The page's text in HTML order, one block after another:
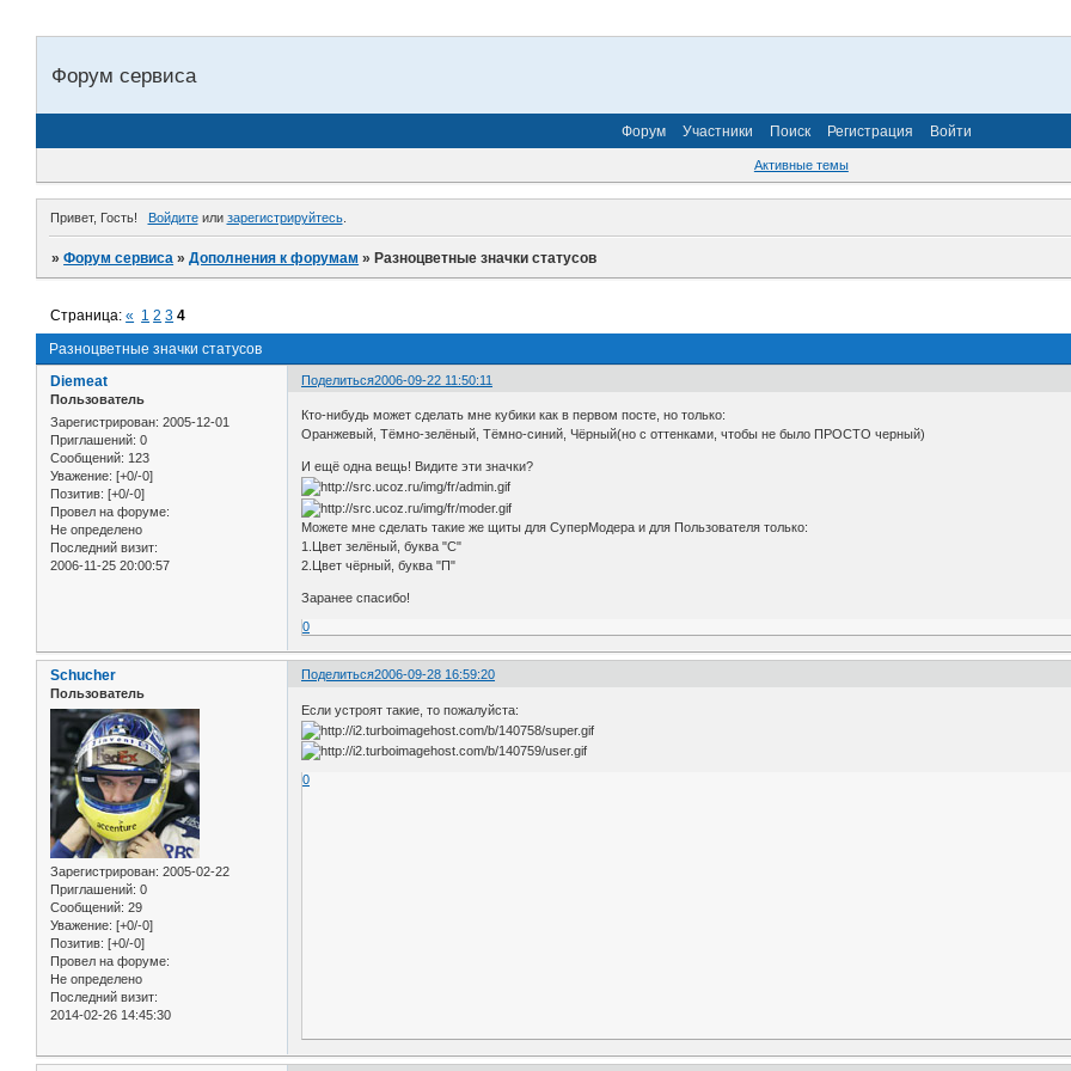
Форум сервиса
Форум Участники Поиск Регистрация Войти
Активные темы
Привет, Гость! Войдитеили зарегистрируйтесь.
»Форум сервиса »Дополнения к форумам »Разноцветные значки статусов
Разноцветные значки статусов
Страница:« 1 2 3 4
Поделиться2006-09-22 11:50:11
Diemeat
Пользователь
Зарегистрирован: 2005-12-01
Приглашений: 0
Сообщений: 123
Уважение: [+0/-0]
Позитив: [+0/-0]
Провел на форуме:
Не определено
Последний визит:
2006-11-25 20:00:57
Кто-нибудь может сделать мне кубики как в первом посте, но только:
Оранжевый, Тёмно-зелёный, Тёмно-синий, Чёрный(но с оттенками, чтобы не было ПРОСТО черный)
И ещё одна вещь! Видите эти значки?
Можете мне сделать такие же щиты для СуперМодера и для Пользователя только:
1.Цвет зелёный, буква "С"
2.Цвет чёрный, буква "П"
Заранее спасибо!
0
Поделиться2006-09-28 16:59:20
Schucher
Пользователь
Зарегистрирован: 2005-02-22
Приглашений: 0
Сообщений: 29
Уважение: [+0/-0]
Позитив: [+0/-0]
Провел на форуме:
Не определено
Последний визит:
2014-02-26 14:45:30
Если устроят такие, то пожалуйста:
0